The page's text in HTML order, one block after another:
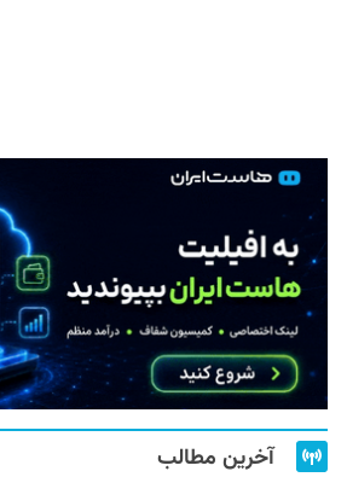
آخرین مطالب